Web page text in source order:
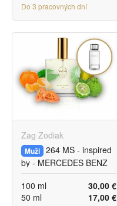
Do 3 pracovných dní
Zag Zodiak
Muži 264 MS - inspired
by - MERCEDES BENZ
30,00 €
100 ml
17,00 €
50 ml